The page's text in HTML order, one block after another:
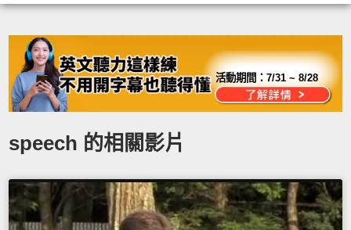
活動期間：7/31 ~ 8/28
speech 的相關影片